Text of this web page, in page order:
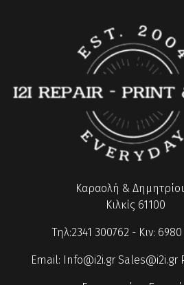
Καραολή &
Κιλκίς 61100
Τηλ:2341 300762 - Κιν:
Email: Info@i2i.gr Sales@i2i.gr